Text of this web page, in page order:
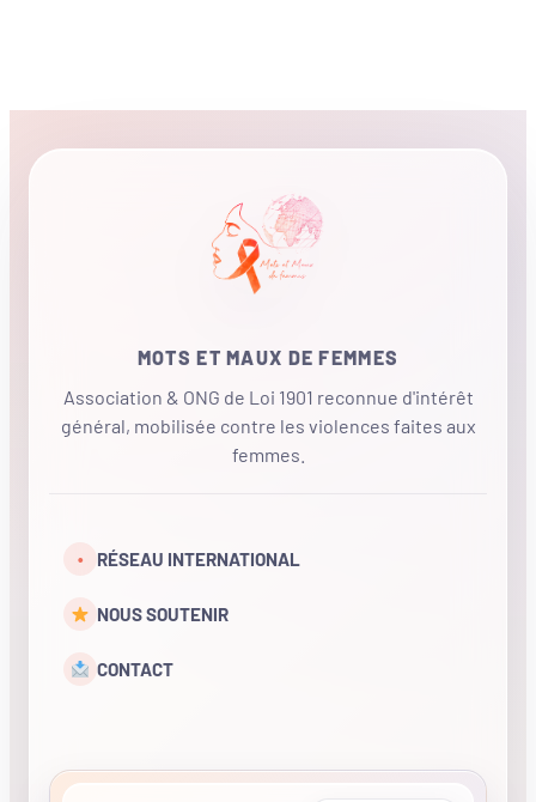
MOTS ET MAUX DE FEMMES
Association & ONG de Loi 1901 reconnue d'intérêt
général, mobilisée contre les violences faites aux
femmes.
• RÉSEAU INTERNATIONAL
NOUS SOUTENIR
CONTACT